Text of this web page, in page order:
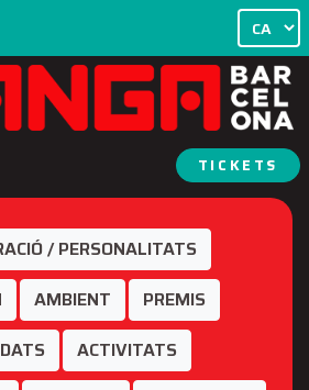
TICKETS
/ PERSONALITATS
AMBIENT
PREMIS
ACTIVITATS